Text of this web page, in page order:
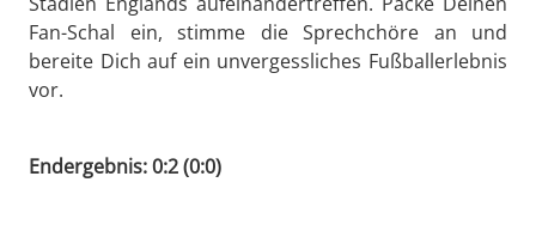
Fan-Schal ein, stimme die Sprechchöre an und
bereite Dich auf ein unvergessliches Fußballerlebnis
vor.
Endergebnis: 0:2 (0:0)